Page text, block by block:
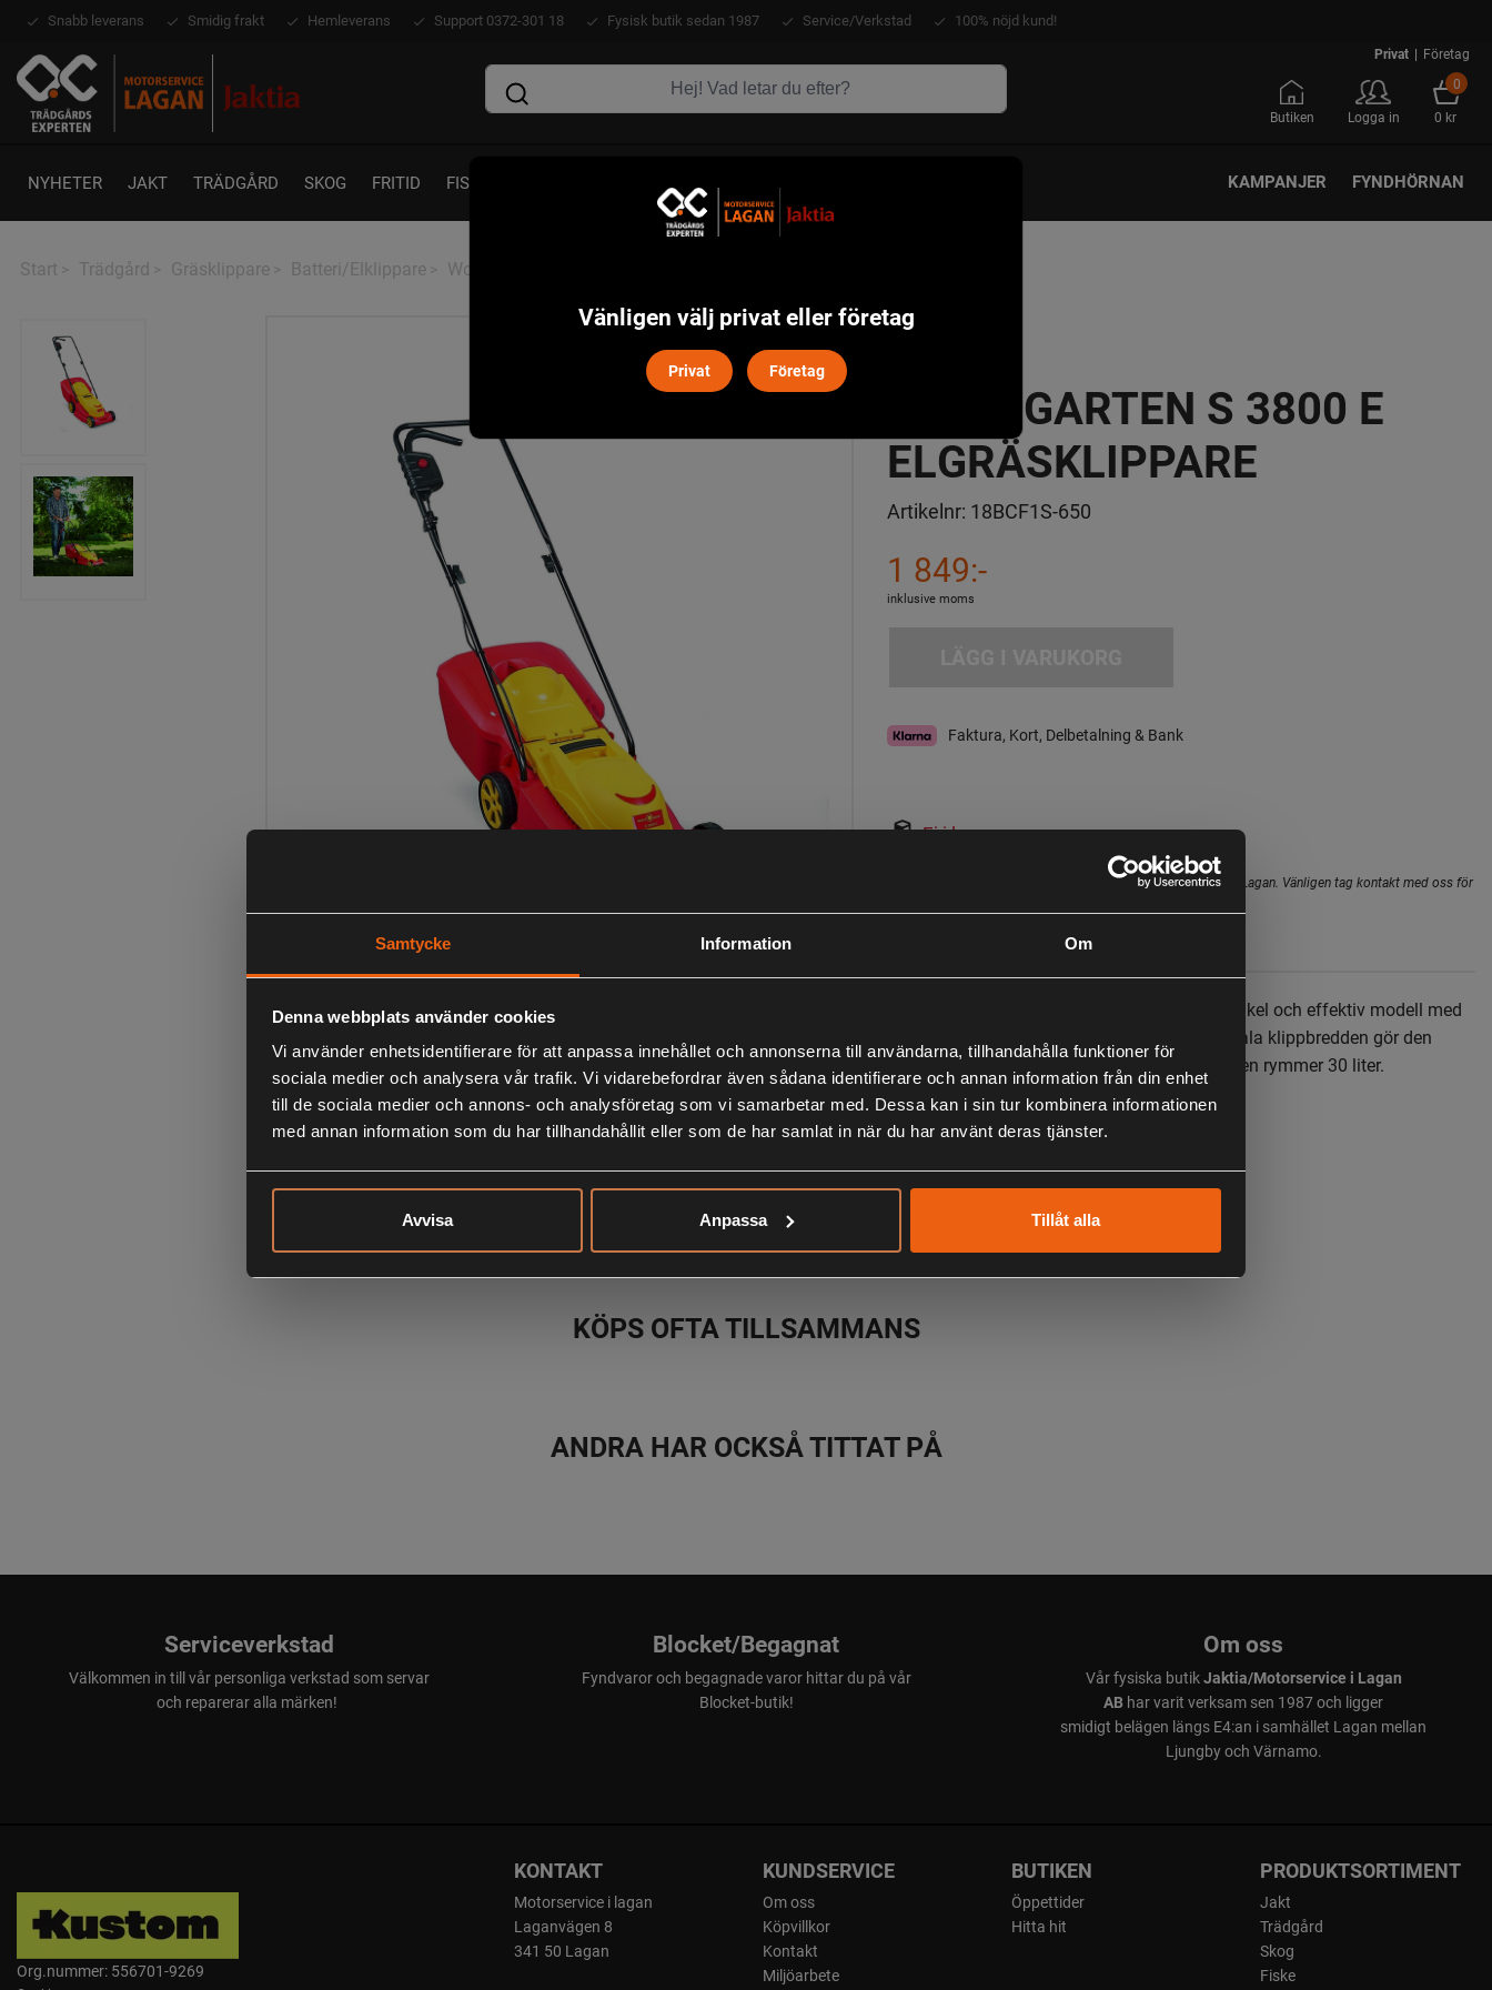
Samtycke Information Om
Denna webbplats använder cookies
Vi använder enhetsidentifierare för att anpassa innehållet och annonserna till användarna, tillhandahålla funktioner för
sociala medier och analysera vår trafik. Vi vidarebefordrar även sådana identifierare och annan information från din enhet
till de sociala medier och annons- och analysföretag som vi samarbetar med. Dessa kan i sin tur kombinera informationen
med annan information som du har tillhandahållit eller som de har samlat in när du har använt deras tjänster.
Avvisa Anpassa Tillåt alla
Snabb leverans Smidig frakt Hemleverans Support 0372-301 18 Fysisk butik sedan 1987 Service/Verkstad 100% nöjd kund!
Privat | Företag
Butiken Logga in
0
0 kr
NYHETER JAKT TRÄDGÅRD SKOG FRITID FISKE KAMPANJER FYNDHÖRNAN
Start > Trädgård > Gräsklippare > Batteri/Elklippare > Wolf Garten
WOLF-GARTEN S 3800 E
ELGRÄSKLIPPARE
Artikelnr: 18BCF1S-650
1 849:-
inklusive moms
Faktura, Kort, Delbetalning & Bank
Ej i lager Leveranstid:5-10 dagar leverans
Observera att webshopens lager inte alltid gäller för butiken i Lagan. Vänligen tag kontakt med oss för
Specifikation
är en enkel och effektiv modell med
38 cm klippbredd och 1400 W motor. Den smala klippbredden gör den
smidig på mindre och trånga ytor. Uppsamlaren rymmer 30 liter.
Levereras med 3 års garanti.
LIKNANDE PRODUKTER
KÖPS OFTA TILLSAMMANS
ANDRA HAR OCKSÅ TITTAT PÅ
Serviceverkstad
Välkommen in till vår personliga verkstad som servar
och reparerar alla märken!
Blocket/Begagnat
Fyndvaror och begagnade varor hittar du på vår
Blocket-butik!
Om oss
Vår fysiska butikJaktia/Motorservice i Lagan
AB har varit verksam sen 1987 och ligger
smidigt belägen längs E4:an i samhället Lagan mellan
Ljungby och Värnamo.
Org.nummer: 556701-9269
KONTAKT
Motorservice i lagan
Laganvägen 8
341 50 Lagan
KUNDSERVICE
Om oss
Köpvillkor
Kontakt
Miljöarbete
BUTIKEN
Öppettider
Hitta hit
PRODUKTSORTIMENT
Jakt
Trädgård
Skog
Fiske
Vänligen välj privat eller företag
Privat Företag